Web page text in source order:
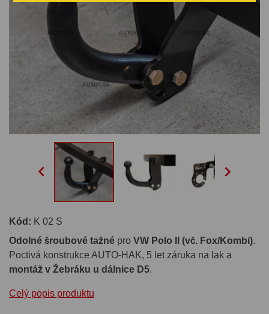
 
Kód: K 02 S
Odolné šroubové tažné pro VW Polo II (vč. Fox/Kombi).
Poctivá konstrukce AUTO-HAK, 5 let záruka na lak a
montáž v Žebráku u dálnice D5.
Celý popis produktu